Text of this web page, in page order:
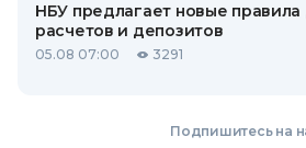
НБУ предлагает новые правила
расчетов и депозитов
05.08 07:00 3291
Подпишитесь на